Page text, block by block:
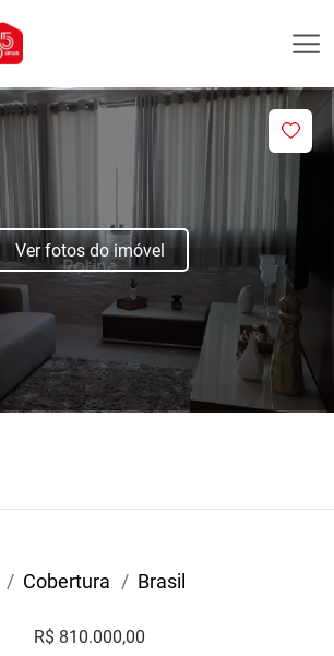
Ver fotos do imóvel
Cobertura Brasil
R$ 810.000,00